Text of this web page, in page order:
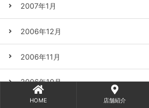
2007年1月
2006年12月
2006年11月
2006年10月
HOME 店舗紹介